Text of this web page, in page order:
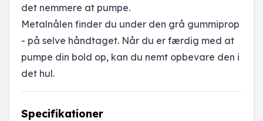
det nemmere at pumpe.
Metalnålen finder du under den grå gummiprop
- på selve håndtaget. Når du er færdig med at
pumpe din bold op, kan du nemt opbevare den i
det hul.
Specifikationer